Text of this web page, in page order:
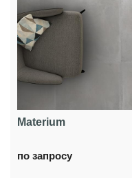
Materium
по запросу